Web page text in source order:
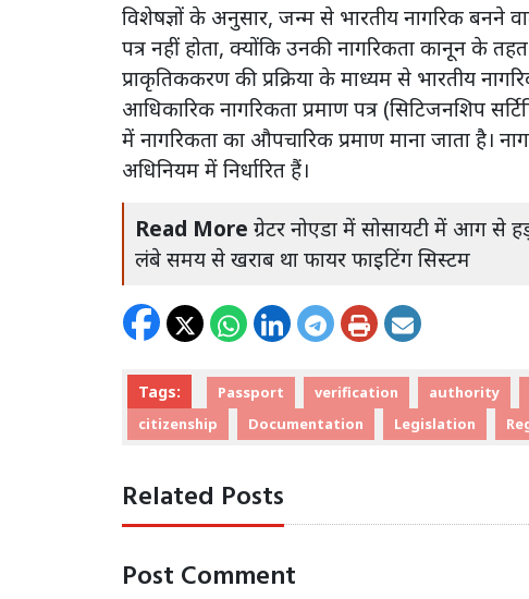
विशेषज्ञों के अनुसार, जन्म से भारतीय नागरिक बनने
पत्र नहीं होता, क्योंकि उनकी नागरिकता कानून के
प्राकृतिककरण की प्रक्रिया के माध्यम से भारतीय
आधिकारिक नागरिकता प्रमाण पत्र (सिटिजनशिप
में नागरिकता का औपचारिक प्रमाण माना जाता है।
अधिनियम में निर्धारित हैं।
Read More ग्रेटर नोएडा में सोसायटी में आग से
लंबे समय से खराब था फायर फाइटिंग सिस्टम
Tags: Passport verification authority
citizenship
Documentation Legislation
Related Posts
Post Comment